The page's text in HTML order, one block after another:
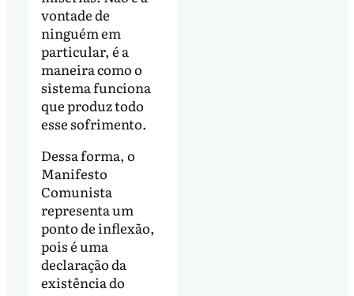
vontade de
ninguém em
particular, é a
maneira como o
sistema funciona
que produz todo
esse sofrimento.
Dessa forma, o
Manifesto
Comunista
representa um
ponto de inflexão,
pois é uma
declaração da
existência do